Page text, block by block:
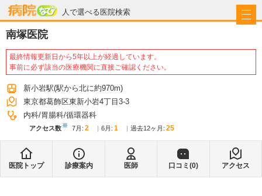
人で選べる医院検索
病院なび
南塚医院
最終情報更新日から5年以上が経過しています。
事前に必ず該当の医療機関に直接ご確認ください。
新小岩駅(駅から北に約970m)
東京都葛飾区東新小岩4丁目3-3
内科 胃腸科 循環器科
アクセス数※ 7月 : 2 6月 : 1 過去12ヶ月: 25
医院トップ 診療案内 医師 口コミ(0) アクセス